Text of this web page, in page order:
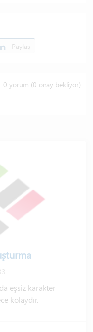
Paylaş
0 yorum (0 onay bekliyor)
eşsiz karakter
kolaydır.